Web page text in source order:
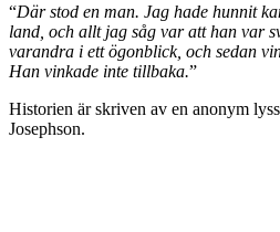
“Där stod en man. Jag hade hunnit
land, och allt jag såg var att han var
varandra i ett ögonblick, och sedan
Han vinkade inte tillbaka.”
Historien är skriven av en anonym
Josephson.